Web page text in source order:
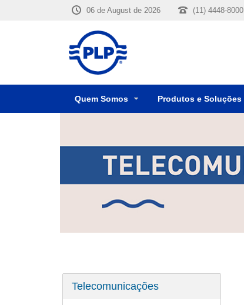
06 de August de 2026 (11) 4448-8000
Quem Somos Produtos e Soluções
Telecomunicações